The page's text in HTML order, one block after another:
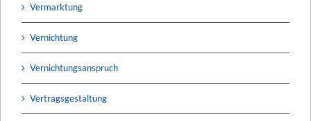
Vermarktung
Vernichtung
Vernichtungsanspruch
Vertragsgestaltung